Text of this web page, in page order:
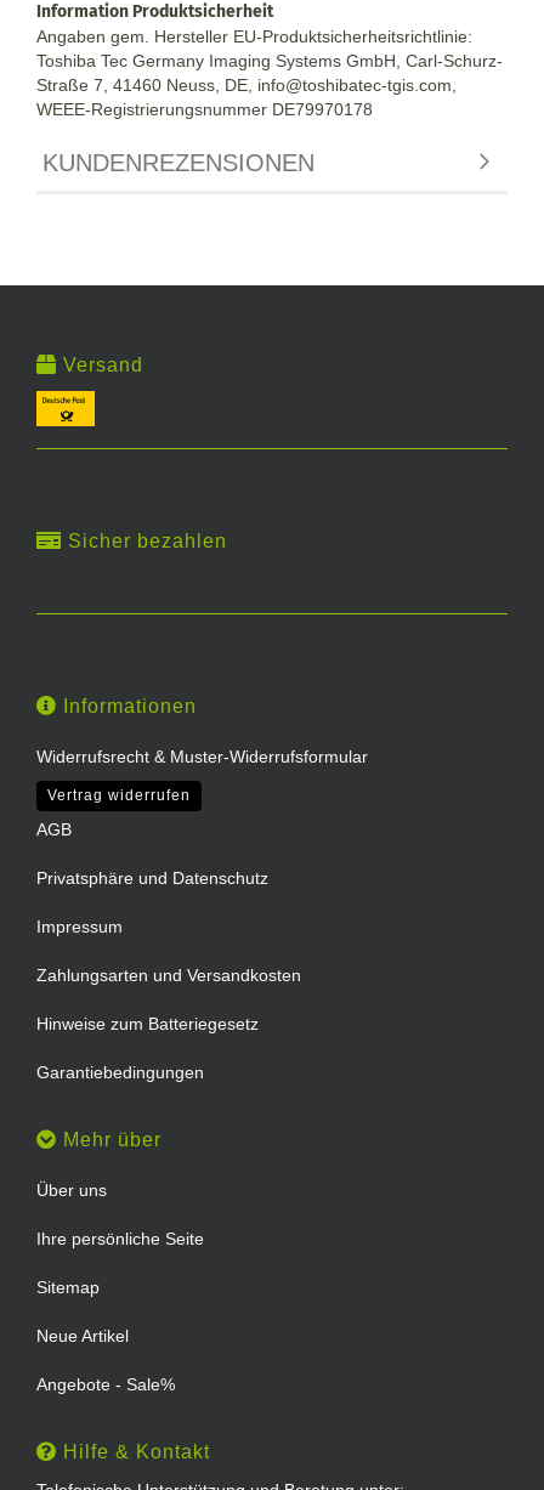
Information Produktsicherheit
Angaben gem. Hersteller EU-Produktsicherheitsrichtlinie:
Toshiba Tec Germany Imaging Systems GmbH, Carl-Schurz-
Straße 7, 41460 Neuss, DE, info@toshibatec-tgis.com,
WEEE-Registrierungsnummer DE79970178
KUNDENREZENSIONEN
Versand
Sicher bezahlen
Informationen
Widerrufsrecht & Muster-Widerrufsformular
Vertrag widerrufen
AGB
Privatsphäre und Datenschutz
Impressum
Zahlungsarten und Versandkosten
Hinweise zum Batteriegesetz
Garantiebedingungen
Mehr über
Über uns
Ihre persönliche Seite
Sitemap
Neue Artikel
Angebote - Sale%
Hilfe & Kontakt